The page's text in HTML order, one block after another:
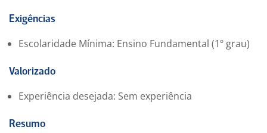
-. Convênio Odontológico
-. Auxilio mobilidade ou Vale transporte
-. Convênio farmácia
Exigências
Escolaridade Mínima: Ensino Fundamental (1º grau)
Valorizado
Experiência desejada: Sem experiência
Resumo